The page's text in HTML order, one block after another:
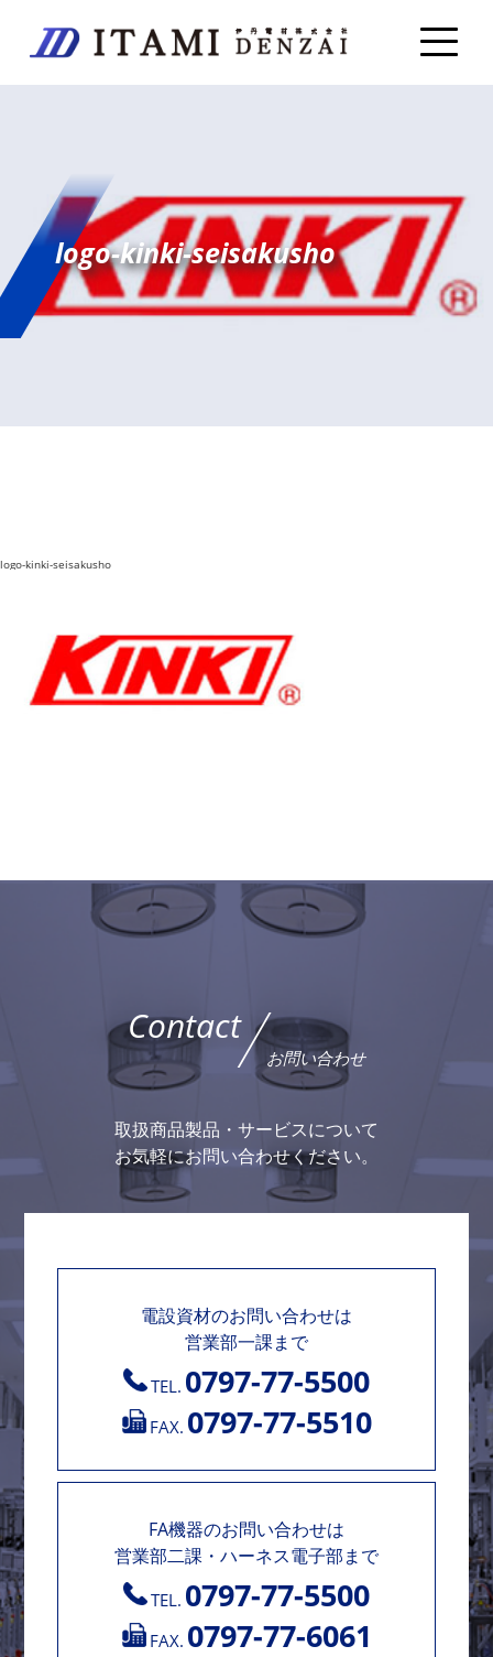
logo-kinki-seisakusho
logo-kinki-seisakusho
Contact
お問い合わせ
取扱商品製品・サービスについて
お気軽にお問い合わせください。
電設資材のお問い合わせは
営業部一課まで
TEL. 0797-77-5500
FAX. 0797-77-5510
FA機器のお問い合わせは
営業部二課・ハーネス電子部まで
TEL. 0797-77-5500
FAX. 0797-77-6061